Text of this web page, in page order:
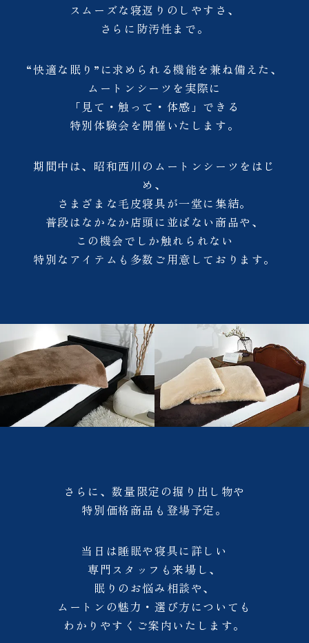
スムーズな寝返りのしやすさ、
さらに防汚性まで。
“快適な眠り”に求められる機能を兼ね備えた、
ムートンシーツを実際に
「見て・触って・体感」できる
特別体験会を開催いたします。
期間中は、昭和西川のムートンシーツをはじ
め、
さまざまな毛皮寝具が一堂に集結。
普段はなかなか店頭に並ばない商品や、
この機会でしか触れられない
特別なアイテムも多数ご用意しております。
さらに、数量限定の掘り出し物や
特別価格商品も登場予定。
当日は睡眠や寝具に詳しい
専門スタッフも来場し、
眠りのお悩み相談や、
ムートンの魅力・選び方についても
わかりやすくご案内いたします。